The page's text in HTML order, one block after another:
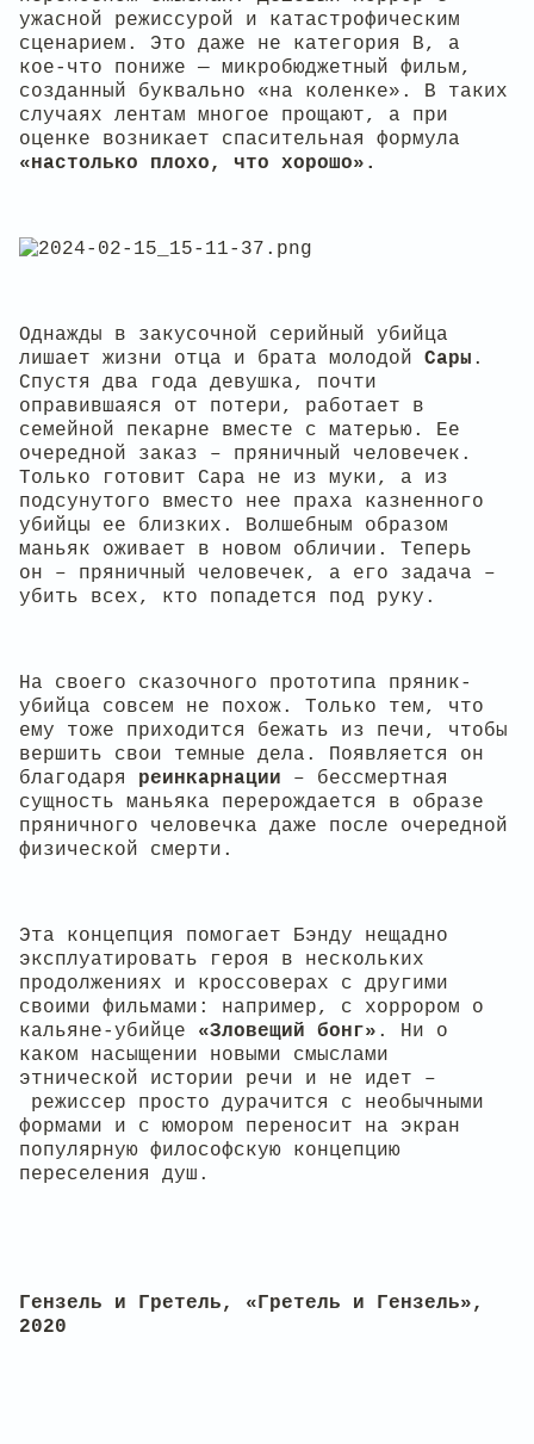
ужасной режиссурой и катастрофическим
сценарием. Это даже не категория B, а
кое-что пониже — микробюджетный фильм,
созданный буквально «на коленке». В таких
случаях лентам многое прощают, а при
оценке возникает спасительная формула
«настолько плохо, что хорошо».
Однажды в закусочной серийный убийца
лишает жизни отца и брата молодой Сары .
Спустя два года девушка, почти
оправившаяся от потери, работает в
семейной пекарне вместе с матерью. Ее
очередной заказ – пряничный человечек.
Только готовит Сара не из муки, а из
подсунутого вместо нее праха казненного
убийцы ее близких. Волшебным образом
маньяк оживает в новом обличии. Теперь
он – пряничный человечек, а его задача –
убить всех, кто попадется под руку.
На своего сказочного прототипа пряник-
убийца совсем не похож. Только тем, что
ему тоже приходится бежать из печи, чтобы
вершить свои темные дела. Появляется он
благодаря
реинкарнации – бессмертная
сущность маньяка перерождается в образе
пряничного человечка даже после очередной
физической смерти.
Эта концепция помогает Бэнду нещадно
эксплуатировать героя в нескольких
продолжениях и кроссоверах с другими
своими фильмами: например, с хоррором о
кальяне-убийце «Зловещий бонг» . Ни о
каком насыщении новыми смыслами
этнической истории речи и не идет –
режиссер просто дурачится с необычными
формами и с юмором переносит на экран
популярную философскую концепцию
переселения душ.
Гензель и Гретель, «Гретель и Гензель»,
2020